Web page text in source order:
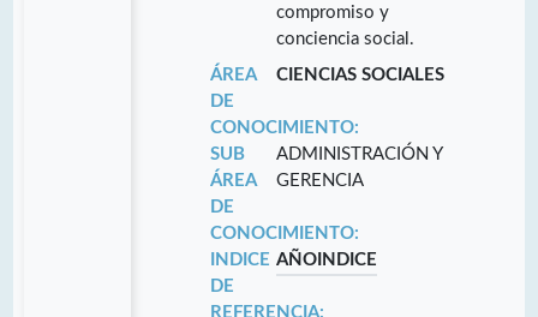
compromiso y
conciencia social.
ÁREA
DE
CONOCIMIENTO:
CIENCIAS SOCIALES
SUB
ÁREA
DE
CONOCIMIENTO:
ADMINISTRACIÓN Y
GERENCIA
INDICE
DE
REFERENCIA:
AÑO INDICE